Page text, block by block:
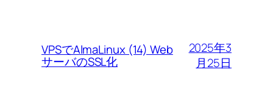
VPSでAlmaLinux (14) Web
サーバのSSL化
2025年3
月25日